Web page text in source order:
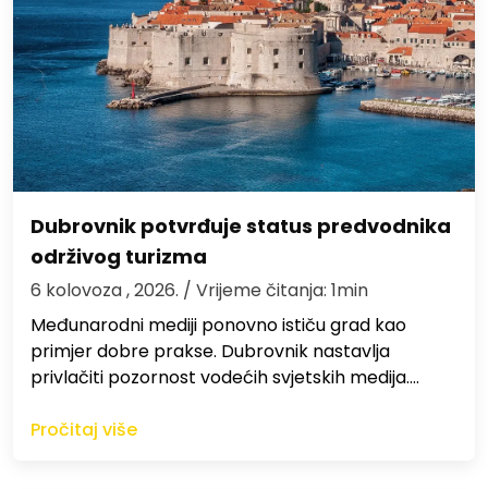
Dubrovnik potvrđuje status predvodnika
održivog turizma
6 kolovoza , 2026. / Vrijeme čitanja: 1min
Međunarodni mediji ponovno ističu grad kao
primjer dobre prakse. Dubrovnik nastavlja
privlačiti pozornost vodećih svjetskih medija.…
Pročitaj više